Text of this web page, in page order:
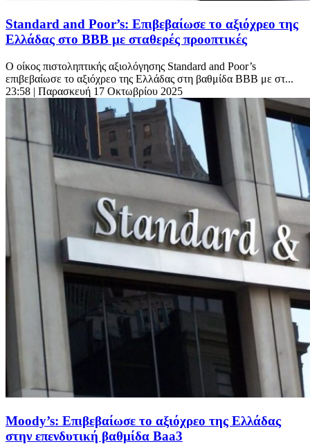
Standard and Poor’s: Επιβεβαίωσε το αξιόχρεο της
Ελλάδας στο ΒΒΒ με σταθερές προοπτικές
Ο οίκος πιστοληπτικής αξιολόγησης Standard and Poor’s
επιβεβαίωσε το αξιόχρεο της Ελλάδας στη βαθμίδα ΒΒΒ με στ...
23:58 | Παρασκευή 17 Οκτωβρίου 2025
Moody’s: Επιβεβαίωσε το αξιόχρεο της Ελλάδας
στην επενδυτική βαθμίδα Baa3